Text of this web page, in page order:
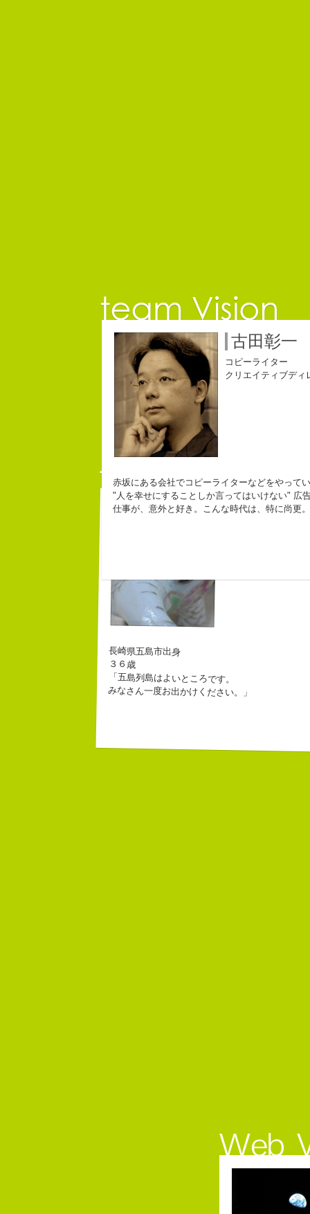
中村直史
長崎県五島市出身
３６歳
「五島列島はよいところです。
みなさん一度お出かけください。」
古田彰一
コピーライター
クリエイティブディ
赤坂にある会社でコピーライターなどをやって
"人を幸せにすることしか言ってはいけない" 広
仕事が、意外と好き。こんな時代は、特に尚更